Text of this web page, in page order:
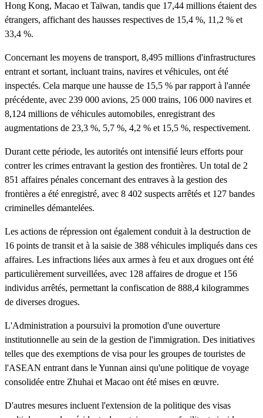
Hong Kong, Macao et Taïwan, tandis que 17,44 millions étaient des
étrangers, affichant des hausses respectives de 15,4 %, 11,2 % et
33,4 %.
Concernant les moyens de transport, 8,495 millions d'infrastructures
entrant et sortant, incluant trains, navires et véhicules, ont été
inspectés. Cela marque une hausse de 15,5 % par rapport à l'année
précédente, avec 239 000 avions, 25 000 trains, 106 000 navires et
8,124 millions de véhicules automobiles, enregistrant des
augmentations de 23,3 %, 5,7 %, 4,2 % et 15,5 %, respectivement.
Durant cette période, les autorités ont intensifié leurs efforts pour
contrer les crimes entravant la gestion des frontières. Un total de 2
851 affaires pénales concernant des entraves à la gestion des
frontières a été enregistré, avec 8 402 suspects arrêtés et 127 bandes
criminelles démantelées.
Les actions de répression ont également conduit à la destruction de
16 points de transit et à la saisie de 388 véhicules impliqués dans ces
affaires. Les infractions liées aux armes à feu et aux drogues ont été
particulièrement surveillées, avec 128 affaires de drogue et 156
individus arrêtés, permettant la confiscation de 888,4 kilogrammes
de diverses drogues.
L'Administration a poursuivi la promotion d'une ouverture
institutionnelle au sein de la gestion de l'immigration. Des initiatives
telles que des exemptions de visa pour les groupes de touristes de
l'ASEAN entrant dans le Yunnan ainsi qu'une politique de voyage
consolidée entre Zhuhai et Macao ont été mises en œuvre.
D'autres mesures incluent l'extension de la politique des visas